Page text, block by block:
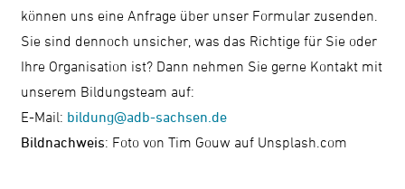
können uns eine Anfrage über unser Formular zusenden.
Sie sind dennoch unsicher, was das Richtige für Sie oder
Ihre Organisation ist? Dann nehmen Sie gerne Kontakt mit
unserem Bildungsteam auf:
E-Mail: bildung@adb-sachsen.de
Bildnachweis: Foto von Tim Gouw auf Unsplash.com